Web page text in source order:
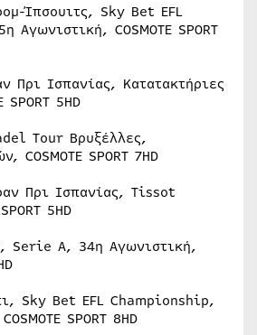
Ίπσουιτς, Sky Bet EFL
COSMOTE SPORT
Πρι Ισπανίας, Κατατακτήριες
SPORT 5HD
Tour Βρυξέλλες,
COSMOTE SPORT 7HD
Πρι Ισπανίας, Tissot
5HD
Serie A, 34η Αγωνιστική,
Sky Bet EFL Championship,
SPORT 8HD